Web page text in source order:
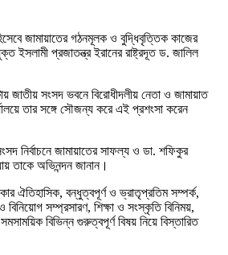
জামায়াতের গঠনমূলক ও বুদ্ধিবৃত্তিক কাজের
ইসলামী প্রজাতন্ত্র ইরানের রাষ্ট্রদূত ড. জালিল
জাতীয় সংসদ ভবনে বিরোধীদলীয় নেতা ও জামায়াত
তার সঙ্গে সৌজন্য করে এই প্রশংসা করেন
নির্বাচনে জামায়াতের সাফল্য ও ডা. শফিকুর
তাকে অভিনন্দন জানান।
ঐতিহাসিক, বন্ধুত্বপূর্ণ ও ভ্রাতৃপ্রতিম সম্পর্ক,
বিনিয়োগ সম্প্রসারণ, শিক্ষা ও সংস্কৃতি বিনিময়,
বিভিন্ন গুরুত্বপূর্ণ বিষয় নিয়ে বিস্তারিত